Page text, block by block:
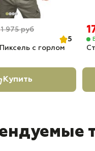
1 975 руб
5
с горлом
Купить